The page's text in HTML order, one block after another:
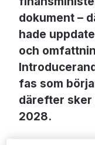
dokument –
hade
och
fas som
därefter
2028.